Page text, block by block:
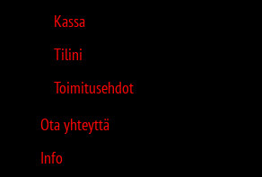
Kassa
Tilini
Toimitusehdot
Ota yhteyttä
Info